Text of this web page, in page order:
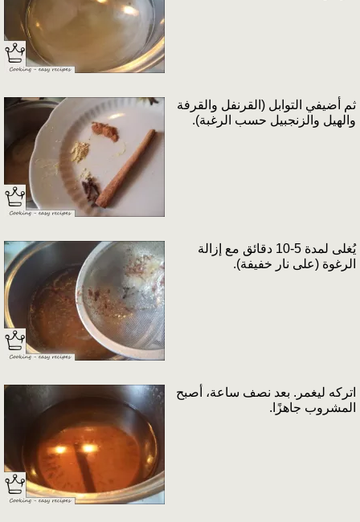
ثم أضيفي التوابل (القرنفل والقرفة
والهيل والزنجبيل حسب الرغبة).
يُغلى لمدة 5-10 دقائق مع إزالة
الرغوة (على نار خفيفة).
اتركه ليغمر. بعد نصف ساعة، أصبح
المشروب جاهزًا.